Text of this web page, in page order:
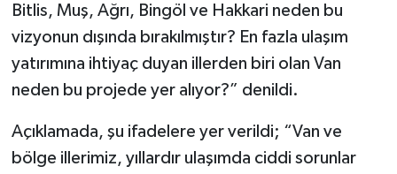
Bitlis, Muş, Ağrı, Bingöl ve Hakkari neden bu
vizyonun dışında bırakılmıştır? En fazla ulaşım
yatırımına ihtiyaç duyan illerden biri olan Van
neden bu projede yer alıyor?” denildi.
Açıklamada, şu ifadelere yer verildi; “Van ve
bölge illerimiz, yıllardır ulaşımda ciddi sorunlar